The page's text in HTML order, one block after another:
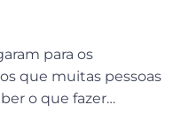
para os
que muitas pessoas
o que fazer…